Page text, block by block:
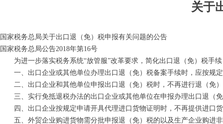
关于
国家税务总局关于出口退（免）税申报有关问题的公告
国家税务总局公告2018年第16号
为进一步落实税务系统“放管服”改革要求，简化出口退（免）税手
一、出口企业或其他单位办理出口退（免）税备案手续时，应按规
二、出口企业和其他单位申报出口退（免）税时，不再进行退（免）
三、实行免抵退税办法的出口企业或其他单位在申报办理出口退（
四、出口企业按规定申请开具代理进口货物证明时，不再提供进口
五、外贸企业购进货物需分批申报退（免）税的以及生产企业购进非